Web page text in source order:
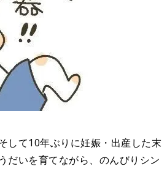
して10年ぶりに妊娠・出産した末
いを育てながら、のんびりシン